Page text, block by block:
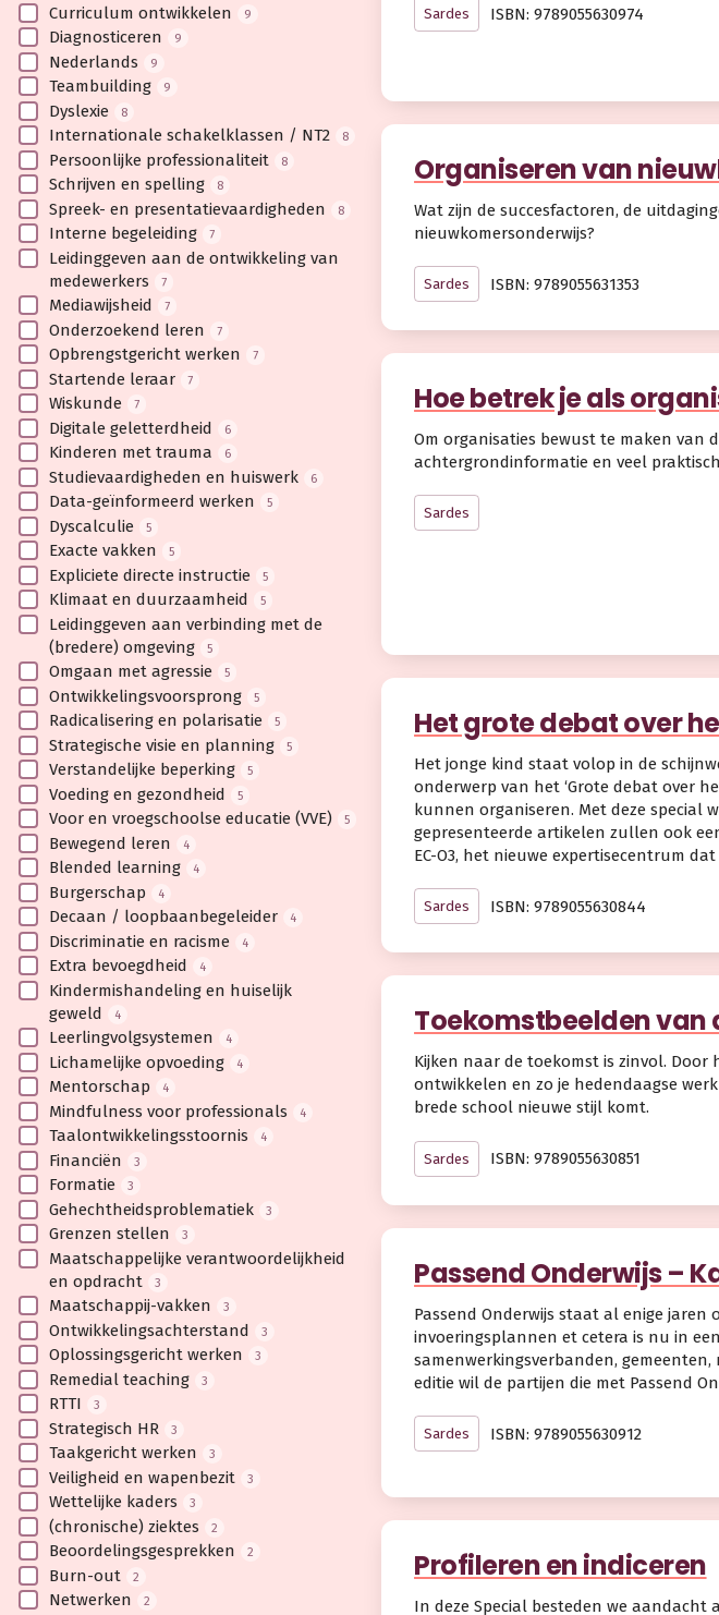
Curriculum ontwikkelen 9
Diagnosticeren 9
Nederlands 9
Teambuilding 9
Dyslexie 8
Internationale schakelklassen / NT2 8
Persoonlijke professionaliteit 8
Schrijven en spelling 8
Spreek- en presentatievaardigheden 8
Interne begeleiding 7
Leidinggeven aan de ontwikkeling van
medewerkers
7
Mediawijsheid 7
Onderzoekend leren 7
Opbrengstgericht werken 7
Startende leraar 7
Wiskunde 7
Digitale geletterdheid 6
Kinderen met trauma 6
Studievaardigheden en huiswerk 6
Data-geïnformeerd werken 5
Dyscalculie 5
Exacte vakken 5
Expliciete directe instructie 5
Klimaat en duurzaamheid 5
Leidinggeven aan verbinding met de
(bredere) omgeving
5
Omgaan met agressie 5
Ontwikkelingsvoorsprong 5
Radicalisering en polarisatie 5
Strategische visie en planning 5
Verstandelijke beperking 5
Voeding en gezondheid 5
Voor en vroegschoolse educatie (VVE) 5
Bewegend leren 4
Blended learning 4
Burgerschap 4
Decaan / loopbaanbegeleider 4
Discriminatie en racisme 4
Extra bevoegdheid 4
Kindermishandeling en huiselijk
geweld
4
Leerlingvolgsystemen 4
Lichamelijke opvoeding 4
Mentorschap 4
Mindfulness voor professionals 4
Taalontwikkelingsstoornis 4
Financiën 3
Formatie 3
Gehechtheidsproblematiek 3
Grenzen stellen 3
Maatschappelijke verantwoordelijkheid
en opdracht
3
Maatschappij-vakken 3
Ontwikkelingsachterstand 3
Oplossingsgericht werken 3
Remedial teaching 3
RTTI 3
Strategisch HR 3
Taakgericht werken 3
Veiligheid en wapenbezit 3
Wettelijke kaders 3
(chronische) ziektes 2
Beoordelingsgesprekken 2
Burn-out 2
Netwerken 2
Sardes ISBN: 9789055630974
Organiseren van
Wat zijn de succesfactoren, de
nieuwkomersonderwijs?
Sardes ISBN: 9789055631353
Hoe betrek je als
Om organisaties bewust te maken van
achtergrondinformatie en veel
Sardes
Het grote debat over
Het jonge kind staat volop in de
onderwerp van het ‘Grote debat over
kunnen organiseren. Met deze special
gepresenteerde artikelen zullen ook
EC-O3, het nieuwe expertisecentrum
Sardes ISBN: 9789055630844
Toekomstbeelden van
Kijken naar de toekomst is zinvol. Door
ontwikkelen en zo je hedendaagse
brede school nieuwe stijl komt.
Sardes ISBN: 9789055630851
Passend Onderwijs –
Passend Onderwijs staat al enige jaren
invoeringsplannen et cetera is nu in
samenwerkingsverbanden,
editie wil de partijen die met Passend
Sardes ISBN: 9789055630912
Profileren en indiceren
In deze Special besteden we aandacht